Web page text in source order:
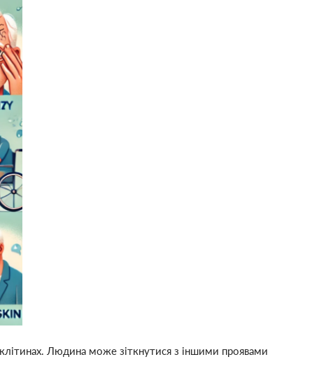
Людина може зіткнутися з іншими проявами